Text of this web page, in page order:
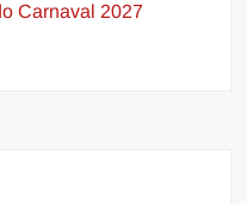
Carnaval 2027